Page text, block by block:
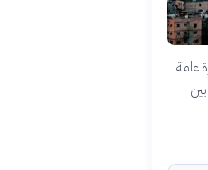
نظرة عامة